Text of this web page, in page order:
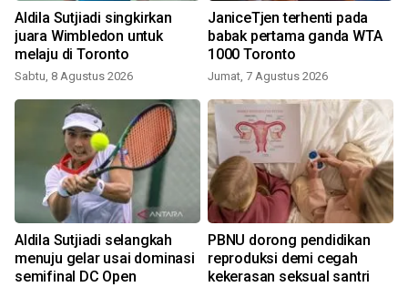
Aldila Sutjiadi singkirkan
juara Wimbledon untuk
melaju di Toronto
Sabtu, 8 Agustus 2026
JaniceTjen terhenti pada
babak pertama ganda WTA
1000 Toronto
Jumat, 7 Agustus 2026
Aldila Sutjiadi selangkah
menuju gelar usai dominasi
semifinal DC Open
PBNU dorong pendidikan
reproduksi demi cegah
kekerasan seksual santri